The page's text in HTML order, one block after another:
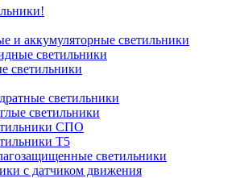
и аккумуляторные светильники
светильники
светильники
светильники
светильники
СПО
Т5
светильники
с датчиком движения